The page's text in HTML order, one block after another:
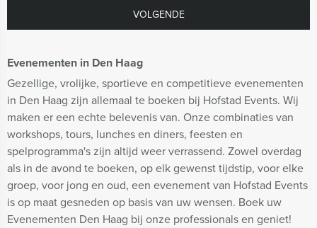
Evenementen in Den Haag
Gezellige, vrolijke, sportieve en competitieve evenementen
in Den Haag zijn allemaal te boeken bij Hofstad Events. Wij
maken er een echte belevenis van. Onze combinaties van
workshops, tours, lunches en diners, feesten en
spelprogramma's zijn altijd weer verrassend. Zowel overdag
als in de avond te boeken, op elk gewenst tijdstip, voor elke
groep, voor jong en oud, een evenement van Hofstad Events
is op maat gesneden op basis van uw wensen. Boek uw
Evenementen Den Haag bij onze professionals en geniet!
VOLGENDE